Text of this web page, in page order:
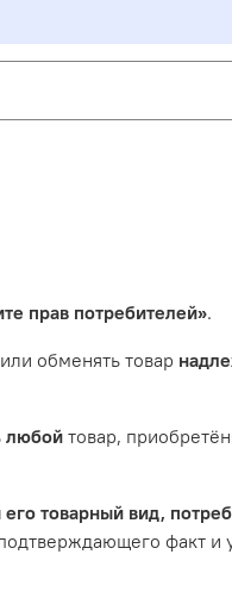
прав потребителей».
обменять товар
любой товар,
товарный вид,
факт